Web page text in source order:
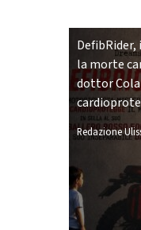
la morte
dottor
Redazione